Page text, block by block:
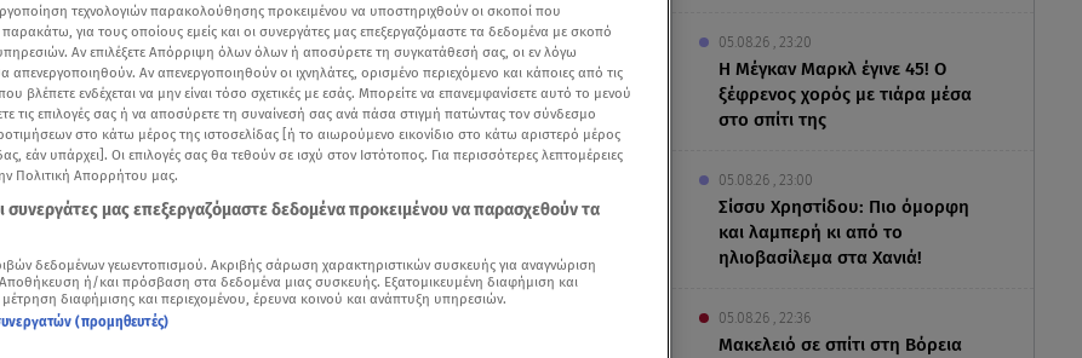
05.08.26 , 23:20
Η Μέγκαν Μαρκλ έγινε 45! Ο
ξέφρενος χορός με τιάρα μέσα
στο σπίτι της
05.08.26 , 23:00
Σίσσυ Χρηστίδου: Πιο όμορφη
και λαμπερή κι από το
ηλιοβασίλεμα στα Χανιά!
05.08.26 , 22:36
Μακελειό σε σπίτι στη Βόρεια
το δελτίο ειδήσεων του STAR (13/6/2026)
Δείτε περισσότερα άρθρα μας στα αποτελέσματα αναζήτησης
Add star.gr on Google
τεχνολογιών παρακολούθησης προκειμένου να υποστηριχθούν οι σκοποί που
παρακάτω, για τους οποίους εμείς και οι συνεργάτες μας επεξεργαζόμαστε τα δεδομένα με σκοπό
Αν επιλέξετε Απόρριψη όλων όλων ή αποσύρετε τη συγκατάθεσή σας, οι εν λόγω
απενεργοποιηθούν. Αν απενεργοποιηθούν οι ιχνηλάτες, ορισμένο περιεχόμενο και κάποιες από τις
βλέπετε ενδέχεται να μην είναι τόσο σχετικές με εσάς. Μπορείτε να επανεμφανίσετε αυτό το μενού
τις επιλογές σας ή να αποσύρετε τη συναίνεσή σας ανά πάσα στιγμή πατώντας τον σύνδεσμο
στο κάτω μέρος της ιστοσελίδας [ή το αιωρούμενο εικονίδιο στο κάτω αριστερό μέρος
εάν υπάρχει]. Οι επιλογές σας θα τεθούν σε ισχύ στον Ιστότοπος. Για περισσότερες λεπτομέρειες
Πολιτική Απορρήτου μας.
συνεργάτες μας επεξεργαζόμαστε δεδομένα προκειμένου να παρασχεθούν τα
δεδομένων γεωεντοπισμού. Ακριβής σάρωση χαρακτηριστικών συσκευής για αναγνώριση
ή/και πρόσβαση στα δεδομένα μιας συσκευής. Εξατομικευμένη διαφήμιση και
μέτρηση διαφήμισης και περιεχομένου, έρευνα κοινού και ανάπτυξη υπηρεσιών.
(προμηθευτές)